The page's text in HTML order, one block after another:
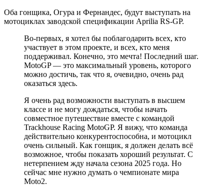
Оба гонщика, Огура и Фернандес, будут выступать на
мотоциклах заводской спецификации Aprilia RS-GP.
Во-первых, я хотел бы поблагодарить всех, кто
участвует в этом проекте, и всех, кто меня
поддерживал. Конечно, это мечта! Последний шаг.
MotoGP — это максимальный уровень, которого
можно достичь, так что я, очевидно, очень рад
оказаться здесь.
Я очень рад возможности выступать в высшем
классе и не могу дождаться, чтобы начать
совместное путешествие вместе с командой
Trackhouse Racing MotoGP. Я вижу, что команда
действительно конкурентоспособна, и мотоцикл
очень сильный. Как гонщик, я должен делать всё
возможное, чтобы показать хороший результат. С
нетерпением жду начала сезона 2025 года. Но
сейчас мне нужно думать о чемпионате мира
Moto2.